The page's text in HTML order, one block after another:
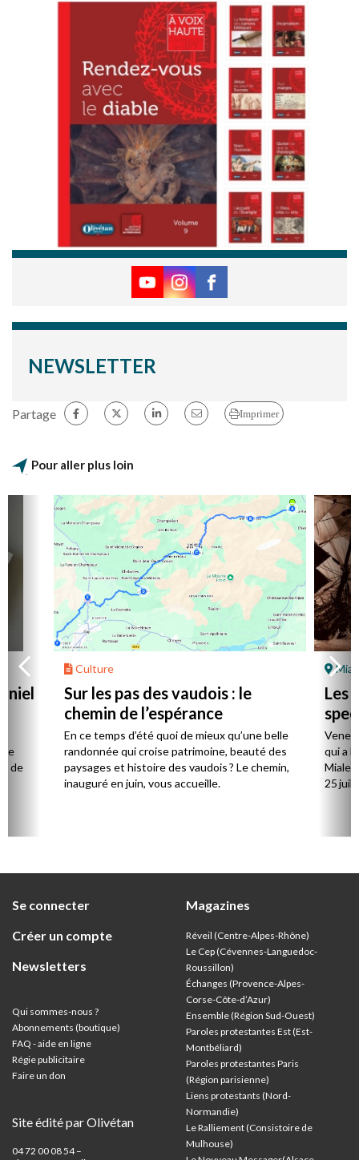
NEWSLETTER
Partage Imprimer
Pour aller plus loin
de
Culture
Sur les pas des vaudois : le
chemin de l’espérance
En ce temps d’été quoi de mieux qu’une belle
randonnée qui croise patrimoine, beauté des
paysages et histoire des vaudois ? Le chemin,
inauguré en juin, vous accueille.
Les
qui a
25
Se connecter
Créer un compte
Newsletters
Qui sommes-nous ?
Abonnements (boutique)
FAQ - aide en ligne
Régie publicitaire
Faire un don
Site édité par Olivétan
04 72 00 08 54 –
Magazines
Réveil (Centre-Alpes-Rhône)
Le Cep (Cévennes-Languedoc-
Roussillon)
Échanges (Provence-Alpes-
Corse-Côte-d’Azur)
Ensemble (Région Sud-Ouest)
Paroles protestantes Est (Est-
Montbéliard)
Paroles protestantes Paris
(Région parisienne)
Liens protestants (Nord-
Normandie)
Le Ralliement (Consistoire de
Mulhouse)